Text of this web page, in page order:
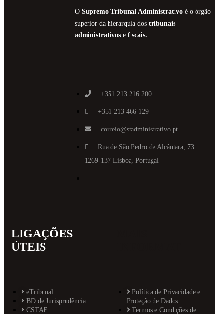
O Supremo Tribunal Administrativoé o órgão
superior da hierarquia dos tribunais
administrativose fiscais.
+351 213 216 200
+351 213 466 129
correio@stadministrativo.pt
Rua de São Pedro de Alcântara, 73
1269-137 Lisboa, Portugal
LIGAÇÕES
ÚTEIS
eTribunal
BD de Jurisprudência
CSTAF
Política de Privacidade e
Proteção de Dados
Termos e Condições de